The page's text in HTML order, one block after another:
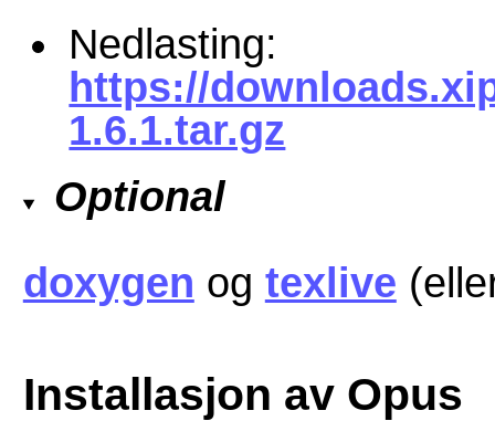
Nedlasting:
https://
1.6.1.tar.gz
Optional
doxygen og texlive
Installasjon av Opus